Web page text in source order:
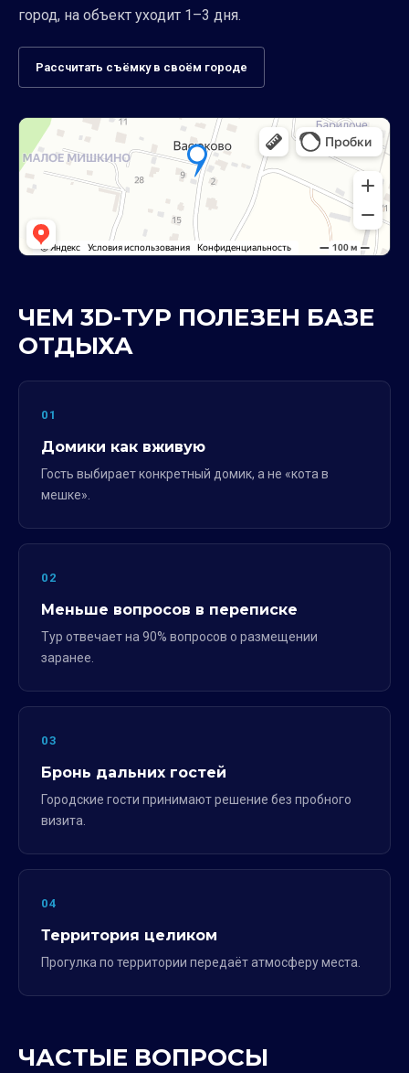
город, на объект уходит 1–3 дня.
Рассчитать съёмку в своём городе
ЧЕМ 3D-ТУР ПОЛЕЗЕН БАЗЕ
ОТДЫХА
01
Домики как вживую
Гость выбирает конкретный домик, а не «кота в
мешке».
02
Меньше вопросов в переписке
Тур отвечает на 90% вопросов о размещении
заранее.
03
Бронь дальних гостей
Городские гости принимают решение без пробного
визита.
04
Территория целиком
Прогулка по территории передаёт атмосферу места.
ЧАСТЫЕ ВОПРОСЫ